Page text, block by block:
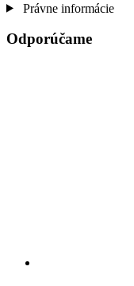
Právne informácie
Odporúčame